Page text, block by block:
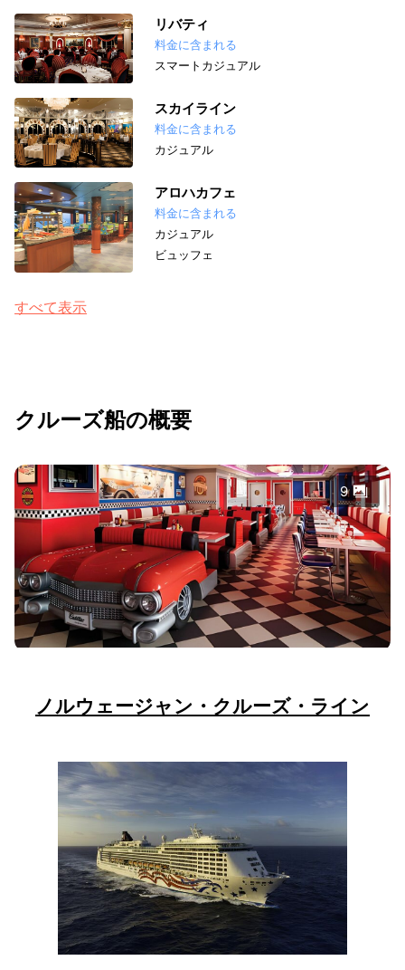
リバティ
料金に含まれる
スマートカジュアル
スカイライン
料金に含まれる
カジュアル
アロハカフェ
料金に含まれる
カジュアル
ビュッフェ
すべて表示
クルーズ船の概要
9
ノルウェージャン・クルーズ・ライン